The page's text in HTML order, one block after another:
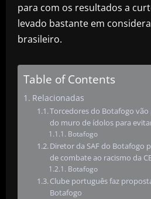
para com os resultados a
levado bastante em
brasileiro.
Table of Contents
Relacionadas
Torcedores do Botafogo
do muro de ídolos para
Botafogo
Diretor da SAF do Botafogo
de combate ao racismo da
Botafogo
Clube português faz
Botafogo